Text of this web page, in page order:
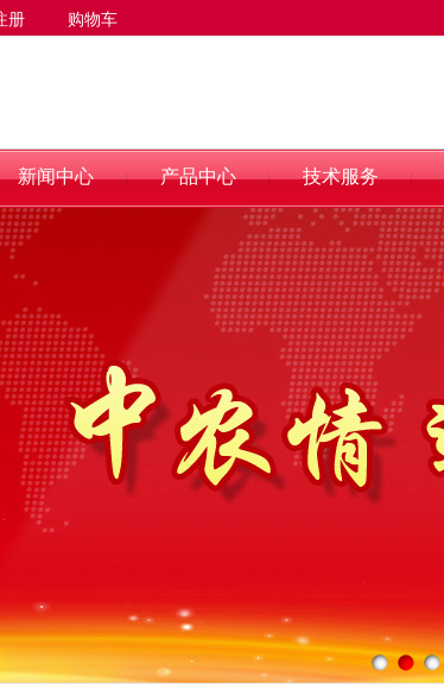
册 购物车
新闻中心 产品中心 技术服务